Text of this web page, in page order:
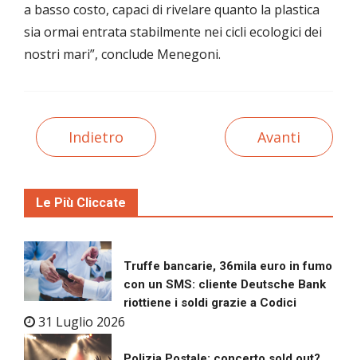
a basso costo, capaci di rivelare quanto la plastica
sia ormai entrata stabilmente nei cicli ecologici dei
nostri mari”, conclude Menegoni.
Indietro Avanti
Le Più Cliccate
Truffe bancarie, 36mila euro in fumo
con un SMS: cliente Deutsche Bank
riottiene i soldi grazie a Codici
31 Luglio 2026